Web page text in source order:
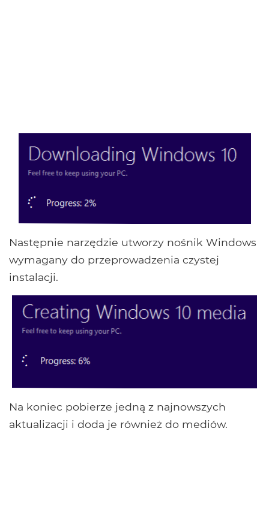
Następnie narzędzie utworzy nośnik Windows
wymagany do przeprowadzenia czystej
instalacji.
Na koniec pobierze jedną z najnowszych
aktualizacji i doda je również do mediów.